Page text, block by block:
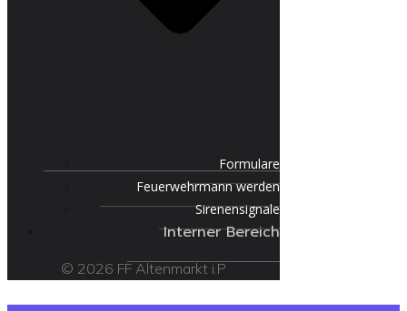
Formulare
Feuerwehrmann werden
Sirenensignale
Interner Bereich
© 2026 FF Altenmarkt i.P